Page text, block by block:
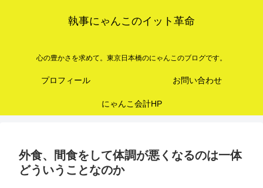
執事にゃんこのイット革命
心の豊かさを求めて。東京日本橋のにゃんこのブログです。
プロフィール お問い合わせ
にゃんこ会計HP
外食、間食をして体調が悪くなるのは一体
どういうことなのか